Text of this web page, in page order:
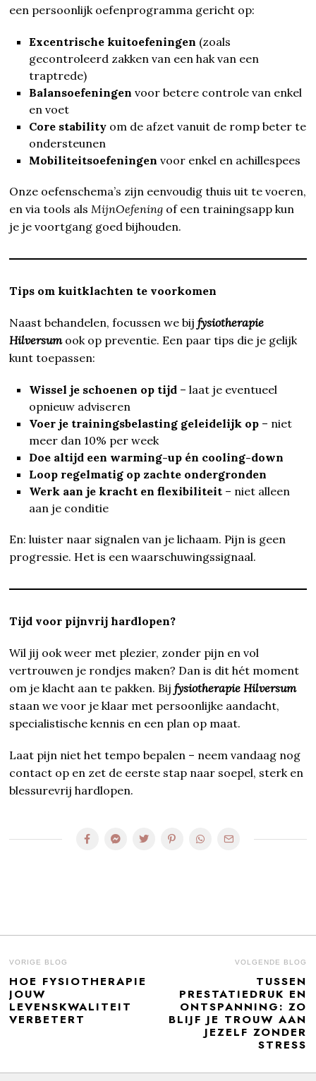
een persoonlijk oefenprogramma gericht op:
Excentrische kuitoefeningen (zoals
gecontroleerd zakken van een hak van een
traptrede)
Balansoefeningen voor betere controle van enkel
en voet
Core stability om de afzet vanuit de romp beter te
ondersteunen
Mobiliteitsoefeningen voor enkel en achillespees
Onze oefenschema’s zijn eenvoudig thuis uit te voeren,
en via tools als MijnOefening of een trainingsapp kun
je je voortgang goed bijhouden.
Tips om kuitklachten te voorkomen
Naast behandelen, focussen we bijfysiotherapie
Hilversumook op preventie. Een paar tips die je gelijk
kunt toepassen:
Wissel je schoenen op tijd – laat je eventueel
opnieuw adviseren
Voer je trainingsbelasting geleidelijk op – niet
meer dan 10% per week
Doe altijd een warming-up én cooling-down
Loop regelmatig op zachte ondergronden
Werk aan je kracht en flexibiliteit – niet alleen
aan je conditie
En: luister naar signalen van je lichaam. Pijn is geen
progressie. Het is een waarschuwingssignaal.
Tijd voor pijnvrij hardlopen?
Wil jij ook weer met plezier, zonder pijn en vol
vertrouwen je rondjes maken? Dan is dit hét moment
om je klacht aan te pakken. Bijfysiotherapie Hilversum
staan we voor je klaar met persoonlijke aandacht,
specialistische kennis en een plan op maat.
Laat pijn niet het tempo bepalen – neem vandaag nog
contact op en zet de eerste stap naar soepel, sterk en
blessurevrij hardlopen.
BERICHT
NAVIGATIE
VORIGE BLOG
Previous
post:
HOE FYSIOTHERAPIE
JOUW
LEVENSKWALITEIT
VERBETERT
VOLGENDE BLOG
TUSSEN
PRESTATIEDRUK EN
ONTSPANNING: ZO
BLIJF JE TROUW AAN
JEZELF ZONDER
STRESS